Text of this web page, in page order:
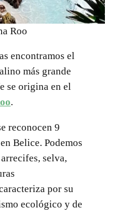
Roo
encontramos el
más grande
se origina en el
.
reconocen 9
Belice. Podemos
selva,
por su
ecológico y de